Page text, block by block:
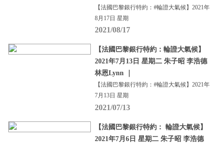
【法國巴黎銀行特約：#輪證大氣候】2021年
8月17日 星期
2021/08/17
【法國巴黎銀行特約：輪證大氣候】
2021年7月13日 星期二 朱子昭 李浩德
林恩Lynn ｜
【法國巴黎銀行特約：#輪證大氣候】2021年
7月13日 星期
2021/07/13
【法國巴黎銀行特約： 輪證大氣候】
2021年7月6日 星期二 朱子昭 李浩德